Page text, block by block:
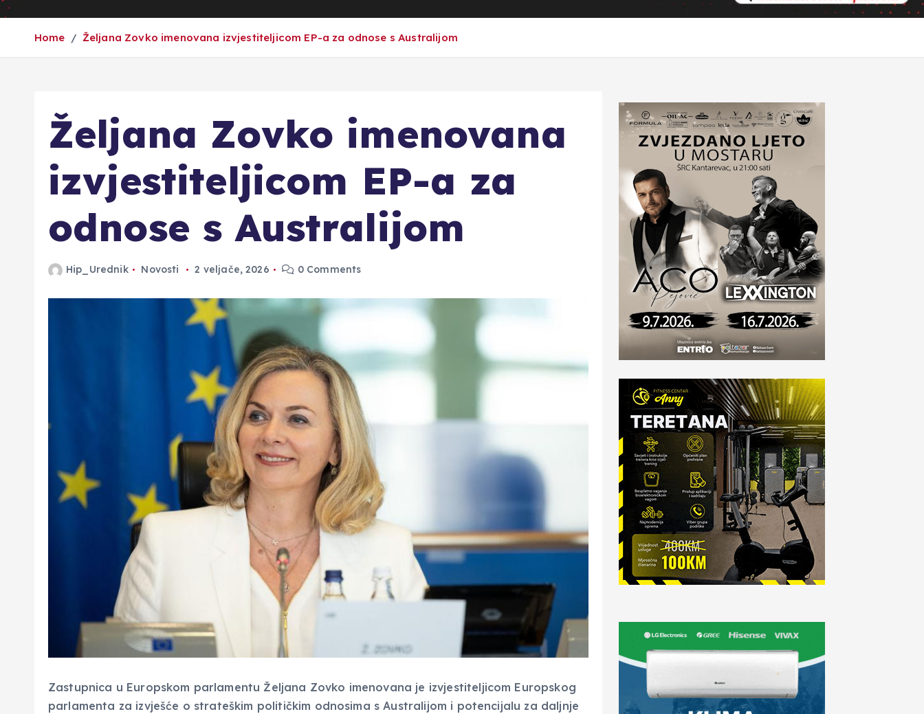
Home Željana Zovko imenovana izvjestiteljicom EP-a za odnose s Australijom
Željana Zovko imenovana
izvjestiteljicom EP-a za
odnose s Australijom
Hip_Urednik Novosti 2 veljače, 2026 0 Comments
Zastupnica u Europskom parlamentu Željana Zovko imenovana je izvjestiteljicom Europskog
parlamenta za izvješće o strateškim političkim odnosima s Australijom i potencijalu za daljnje